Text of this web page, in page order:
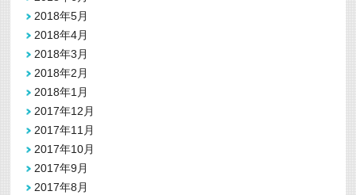
2018年5月
2018年4月
2018年3月
2018年2月
2018年1月
2017年12月
2017年11月
2017年10月
2017年9月
2017年8月